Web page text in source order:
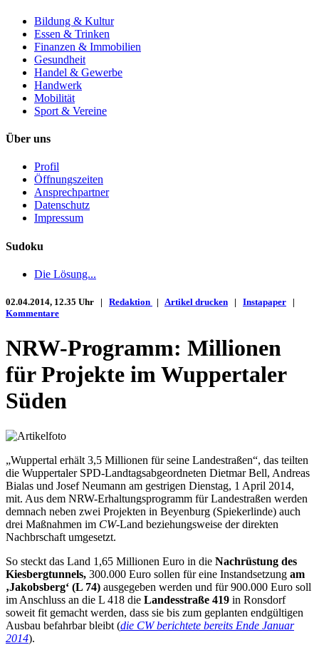
Bildung & Kultur
Essen & Trinken
Finanzen & Immobilien
Gesundheit
Handel & Gewerbe
Handwerk
Mobilität
Sport & Vereine
Über uns
Profil
Öffnungszeiten
Ansprechpartner
Datenschutz
Impressum
Sudoku
Die Lösung...
02.04.2014, 12.35 Uhr | Redaktion | Artikel drucken | Instapaper |
Kommentare
NRW-Programm: Millionen
für Projekte im Wuppertaler
Süden
„Wuppertal erhält 3,5 Millionen für seine Landestraßen“, das teilten
die Wuppertaler SPD-Landtagsabgeordneten Dietmar Bell, Andreas
Bialas und Josef Neumann am gestrigen Dienstag, 1 April 2014,
mit. Aus dem NRW-Erhaltungsprogramm für Landestraßen werden
demnach neben zwei Projekten in Beyenburg (Spiekerlinde) auch
drei Maßnahmen im CW-Land beziehungsweise der direkten
Nachbrschaft umgesetzt.
So steckt das Land 1,65 Millionen Euro in die Nachrüstung des
Kiesbergtunnels, 300.000 Euro sollen für eine Instandsetzung am
‚Jakobsberg‘ (L 74) ausgegeben werden und für 900.000 Euro soll
im Anschluss an die L 418 die Landesstraße 419 in Ronsdorf
soweit fit gemacht werden, dass sie bis zum geplanten endgültigen
Ausbau befahrbar bleibt (die CW berichtete bereits Ende Januar
2014).